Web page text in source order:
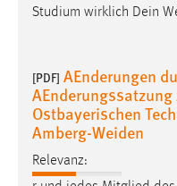
Studium wirklich Dein
[PDF] AEnderungen
Ostbayerischen
Amberg-Weiden
Relevanz: